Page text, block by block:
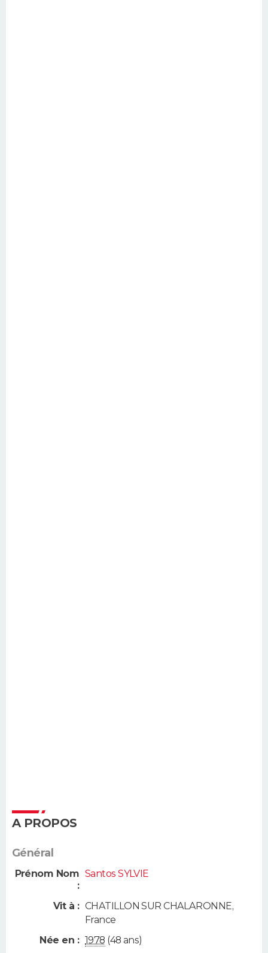
A PROPOS
Général
Prénom Nom
:
Santos SYLVIE
Vit à : CHATILLON SUR CHALARONNE,
France
Née en : 1978 (48 ans)